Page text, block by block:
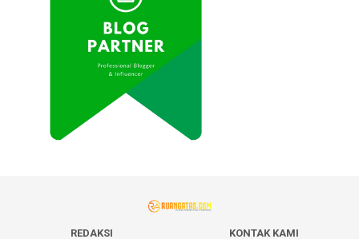
REDAKSI KONTAK KAMI